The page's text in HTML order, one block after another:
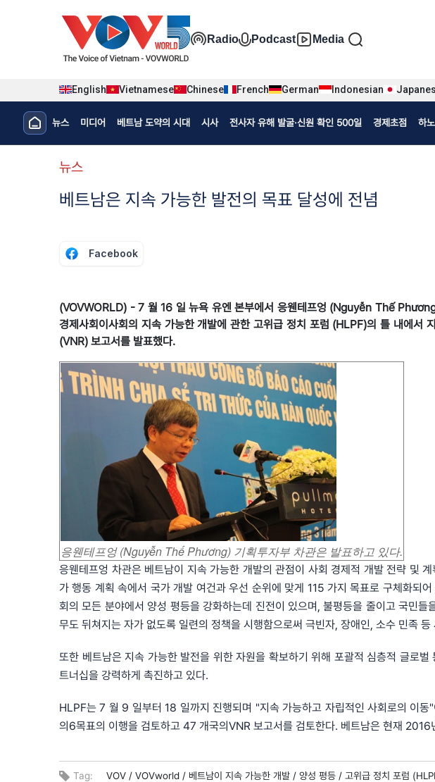
Đa phương tiện tiếng
Radio Podcast Media
English Vietnamese Chinese French German Indonesian
Menu trang chủ tiếng Hàn
뉴스 미디어 베트남 도약의 시대 시사 전사자 유해 발굴·신원 확인 500일 경제초점 하
menu phụ tiếng Hàn
뉴스
베트남은 지속 가능한 발전의 목표 달성에 전념
Facebook
(VOVWORLD) - 7 월 16 일 뉴욕 유엔 본부에서 응웬테프엉 (Nguyễn Thế
경제사회이사회의 지속 가능한 개발에 관한 고위급 정치 포럼 (HLPF)의 틀 내에서
(VNR) 보고서를 발표했다.
응웬테프엉 (Nguyễn Thế Phương) 기획투자부 차관은 발표하고 있다.
응웬테프엉 차관은 베트남이 지속 가능한 개발의 관점이 사회 경제적 개발 전략 및
가 행동 계획 속에서 국가 개발 여건과 우선 순위에 맞게 115 가지 목표로 구체화되
회의 모든 분야에서 양성 평등을 강화하는데 진전이 있으며, 불평등을 줄이고 국민
무도 뒤쳐지는 자가 없도록 일련의 정책을 시행함으로써 극빈자, 장애인, 소수 민족
또한 베트남은 지속 가능한 발전을 위한 자원을 확보하기 위해 포괄적 심층적 글로
트너십을 강력하게 촉진하고 있다.
HLPF는 7 월 9 일부터 18 일까지 진행되며 "지속 가능하고 자립적인 사회로의 이
의6목표의 이행을 검토하고 47 개국의VNR 보고서를 검토한다. 베트남은 현재
Tag: VOV / VOVworld / 베트남이 지속 가능한 개발 / 양성 평등 / 고위급 정치 포럼